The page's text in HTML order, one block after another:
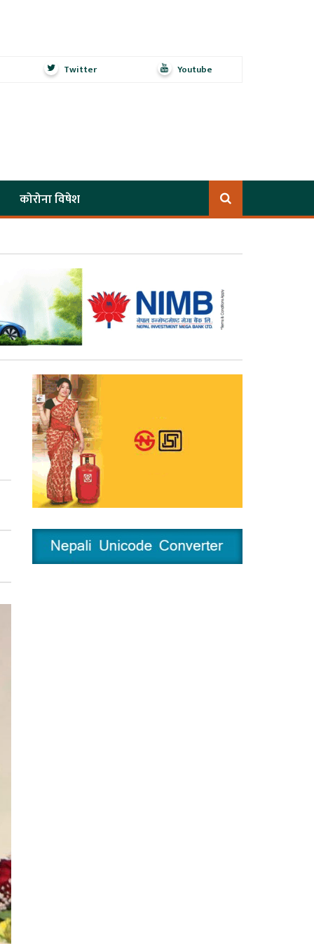
Twitter Youtube
कोरोना विषेश